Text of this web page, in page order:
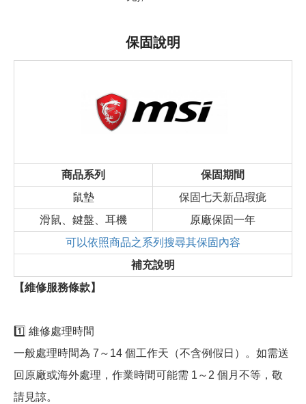
保固說明
商品系列
保固期間
鼠墊
保固七天新品瑕疵
滑鼠、鍵盤、耳機
原廠保固一年
可以依照商品之系列搜尋其保固內容
補充說明
【維修服務條款】
1️⃣ 維修處理時間
一般處理時間為 7～14 個工作天（不含例假日）。如需送
回原廠或海外處理，作業時間可能需 1～2 個月不等，敬
請見諒。